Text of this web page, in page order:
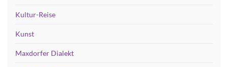
Kultur-Reise
Kunst
Maxdorfer Dialekt